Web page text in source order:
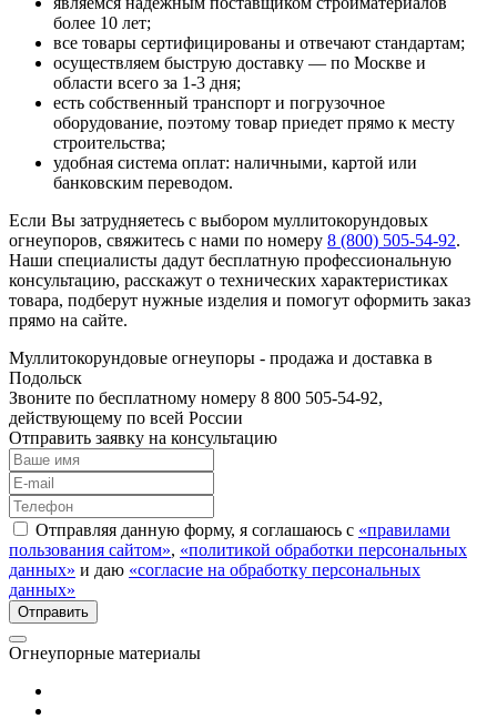
более 10 лет;
все товары сертифицированы и отвечают стандартам;
осуществляем быструю доставку — по Москве и
области всего за 1-3 дня;
есть собственный транспорт и погрузочное
оборудование, поэтому товар приедет прямо к месту
строительства;
удобная система оплат: наличными, картой или
банковским переводом.
Если Вы затрудняетесь с выбором муллитокорундовых
огнеупоров, свяжитесь с нами по номеру 8 (800) 505-54-92.
Наши специалисты дадут бесплатную профессиональную
консультацию, расскажут о технических характеристиках
товара, подберут нужные изделия и помогут оформить заказ
прямо на сайте.
Муллито­корундовые огнеупоры - продажа и доставка в
Подольск
Звоните по бесплатному номеру 8 800 505-54-92,
действующему по всей России
Отправить заявку на консультацию
Отправляя данную форму, я соглашаюсь с «правилами
пользования сайтом», «политикой обработки персональных
данных» и даю «согласие на обработку персональных
данных»
Огнеупорные материалы